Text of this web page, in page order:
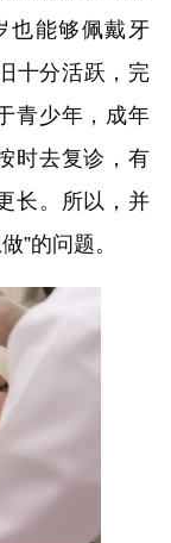
也能够佩戴牙
十分活跃，完
青少年，成年
时去复诊，有
长。所以，并
”的问题。